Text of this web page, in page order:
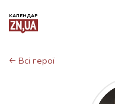
КАЛЕНДАР
← Всі герої